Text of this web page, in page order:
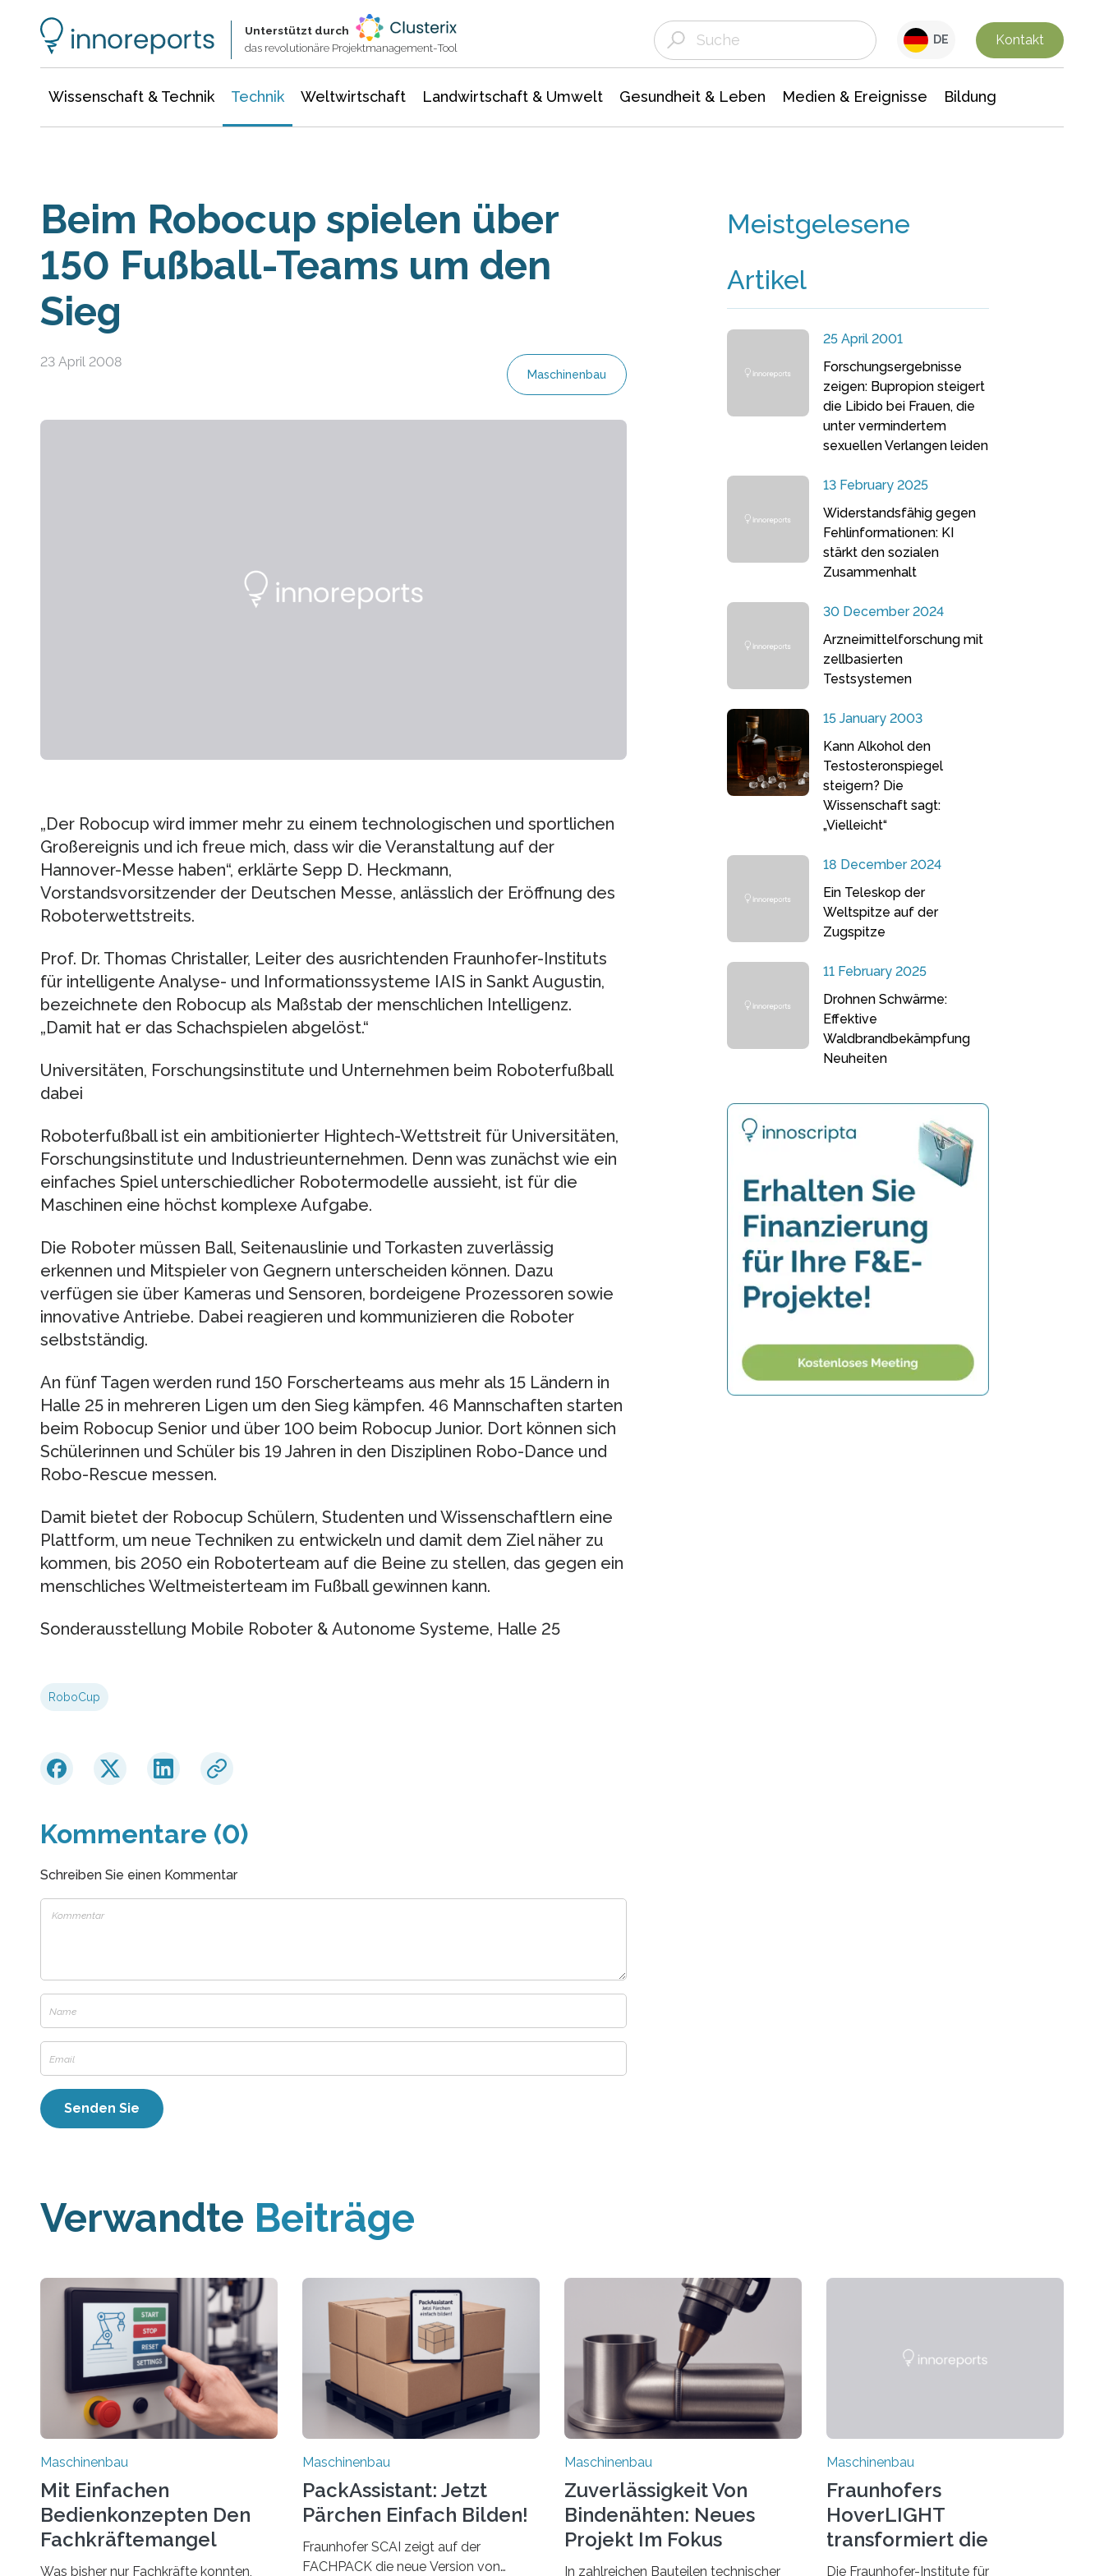
Unterstützt durch
das revolutionäre Projektmanagement-Tool
DE Kontakt
Wissenschaft & Technik Technik Weltwirtschaft Landwirtschaft & Umwelt Gesundheit & Leben Medien & Ereignisse Bildung
Beim Robocup spielen über
150 Fußball-Teams um den
Sieg
23 April 2008
Maschinenbau
„Der Robocup wird immer mehr zu einem technologischen und sportlichen
Großereignis und ich freue mich, dass wir die Veranstaltung auf der
Hannover-Messe haben“, erklärte Sepp D. Heckmann,
Vorstandsvorsitzender der Deutschen Messe, anlässlich der Eröffnung des
Roboterwettstreits.
Prof. Dr. Thomas Christaller, Leiter des ausrichtenden Fraunhofer-Instituts
für intelligente Analyse- und Informationssysteme IAIS in Sankt Augustin,
bezeichnete den Robocup als Maßstab der menschlichen Intelligenz.
„Damit hat er das Schachspielen abgelöst.“
Universitäten, Forschungsinstitute und Unternehmen beim Roboterfußball
dabei
Roboterfußball ist ein ambitionierter Hightech-Wettstreit für Universitäten,
Forschungsinstitute und Industrieunternehmen. Denn was zunächst wie ein
einfaches Spiel unterschiedlicher Robotermodelle aussieht, ist für die
Maschinen eine höchst komplexe Aufgabe.
Die Roboter müssen Ball, Seitenauslinie und Torkasten zuverlässig
erkennen und Mitspieler von Gegnern unterscheiden können. Dazu
verfügen sie über Kameras und Sensoren, bordeigene Prozessoren sowie
innovative Antriebe. Dabei reagieren und kommunizieren die Roboter
selbstständig.
An fünf Tagen werden rund 150 Forscherteams aus mehr als 15 Ländern in
Halle 25 in mehreren Ligen um den Sieg kämpfen. 46 Mannschaften starten
beim Robocup Senior und über 100 beim Robocup Junior. Dort können sich
Schülerinnen und Schüler bis 19 Jahren in den Disziplinen Robo-Dance und
Robo-Rescue messen.
Damit bietet der Robocup Schülern, Studenten und Wissenschaftlern eine
Plattform, um neue Techniken zu entwickeln und damit dem Ziel näher zu
kommen, bis 2050 ein Roboterteam auf die Beine zu stellen, das gegen ein
menschliches Weltmeisterteam im Fußball gewinnen kann.
Sonderausstellung Mobile Roboter & Autonome Systeme, Halle 25
RoboCup
Kommentare (0)
Schreiben Sie einen Kommentar
Meistgelesene
Artikel
25 April 2001
Forschungsergebnisse
zeigen: Bupropion steigert
die Libido bei Frauen, die
unter vermindertem
sexuellen Verlangen leiden
13 February 2025
Widerstandsfähig gegen
Fehlinformationen: KI
stärkt den sozialen
Zusammenhalt
30 December 2024
Arzneimittelforschung mit
zellbasierten
Testsystemen
15 January 2003
Kann Alkohol den
Testosteronspiegel
steigern? Die
Wissenschaft sagt:
„Vielleicht“
18 December 2024
Ein Teleskop der
Weltspitze auf der
Zugspitze
11 February 2025
Drohnen Schwärme:
Effektive
Waldbrandbekämpfung
Neuheiten
Verwandte Beiträge
Maschinenbau
Mit Einfachen
Bedienkonzepten Den
Fachkräftemangel
Bekämpfen
Was bisher nur Fachkräfte konnten,
Maschinenbau
PackAssistant: Jetzt
Pärchen Einfach Bilden!
Fraunhofer SCAI zeigt auf der
FACHPACK die neue Version von
Maschinenbau
Zuverlässigkeit Von
Bindenähten: Neues
Projekt Im Fokus
In zahlreichen Bauteilen technischer
Maschinenbau
Fraunhofers
HoverLIGHT
transformiert die
Dämpfung von
Die Fraunhofer-Institute für